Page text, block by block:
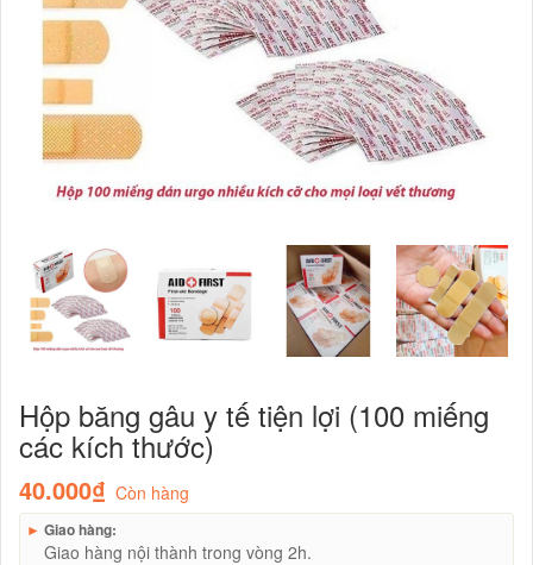
Hộp băng gâu y tế tiện lợi (100 miếng
các kích thước)
40.000₫ Còn hàng
► Giao hàng:
Giao hàng nội thành trong vòng 2h.